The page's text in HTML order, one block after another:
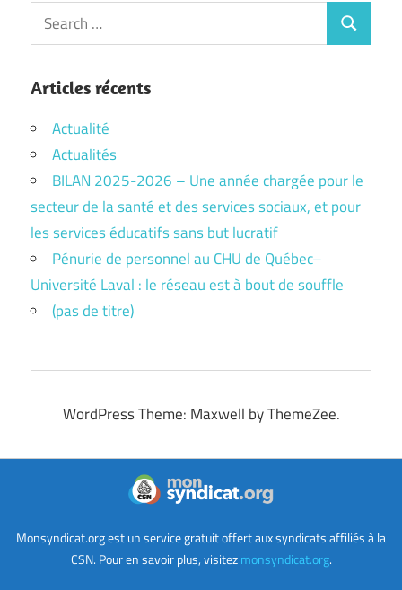
Search
for:
Search
Articles récents
Actualité
Actualités
BILAN 2025-2026 – Une année chargée pour le
secteur de la santé et des services sociaux, et pour
les services éducatifs sans but lucratif
Pénurie de personnel au CHU de Québec–
Université Laval : le réseau est à bout de souffle
(pas de titre)
WordPress Theme: Maxwell by ThemeZee.
Monsyndicat.org est un service gratuit offert aux syndicats affiliés à la
CSN. Pour en savoir plus, visitezmonsyndicat.org.